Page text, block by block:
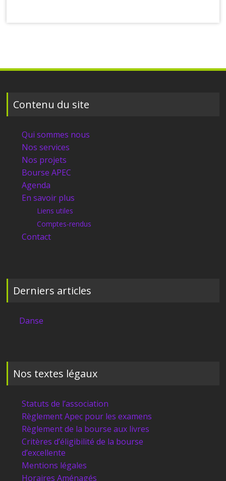
Contenu du site
Qui sommes nous
Nos services
Nos projets
Bourse APEC
Agenda
En savoir plus
Liens utiles
Comptes-rendus
Contact
Derniers articles
Danse
Nos textes légaux
Statuts de l’association
Règlement Apec pour les examens
Règlement de la bourse aux livres
Critères d’éligibilité de la bourse
d’excellente
Mentions légales
Horaires Aménagés